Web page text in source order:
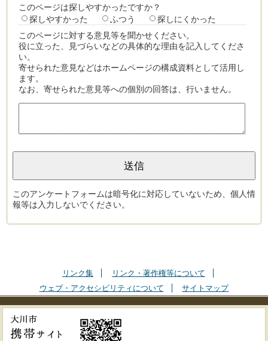
このページは探しやすかったですか？
探しやすかった
ふつう
探しにくかった
このページに対する意見等を聞かせください。
役に立った、見づらいなどの具体的な理由を記入してくださ
い。
寄せられた意見などはホームページの構成資料として活用し
ます。
なお、寄せられた意見等への個別の回答は、行いません。
このアンケートフォームは暗号化に対応していないため、個人情
報等は入力しないでください。
リンク集
リンク・著作権等について
ウェブ・アクセシビリティについて
サイトマップ